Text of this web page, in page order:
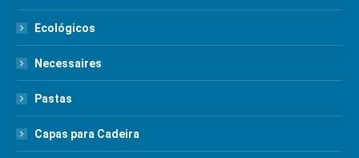
Ecológicos
Necessaires
Pastas
Capas para Cadeira